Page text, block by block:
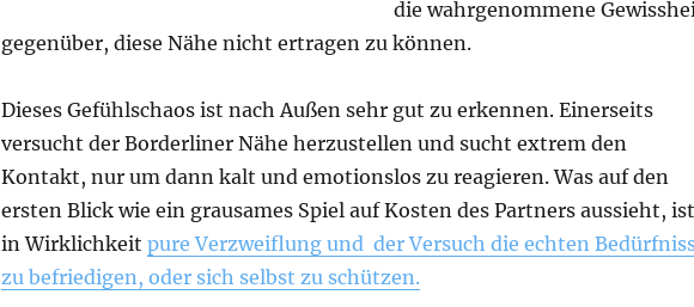
die wahrgenommene
gegenüber, diese Nähe nicht ertragen zu können.
Dieses Gefühlschaos ist nach Außen sehr gut zu erkennen. Einerseits
versucht der Borderliner Nähe herzustellen und sucht extrem den
Kontakt, nur um dann kalt und emotionslos zu reagieren. Was auf den
ersten Blick wie ein grausames Spiel auf Kosten des Partners aussieht, ist
in Wirklichkeit pure Verzweiflung und der Versuch die echten
zu befriedigen, oder sich selbst zu schützen.